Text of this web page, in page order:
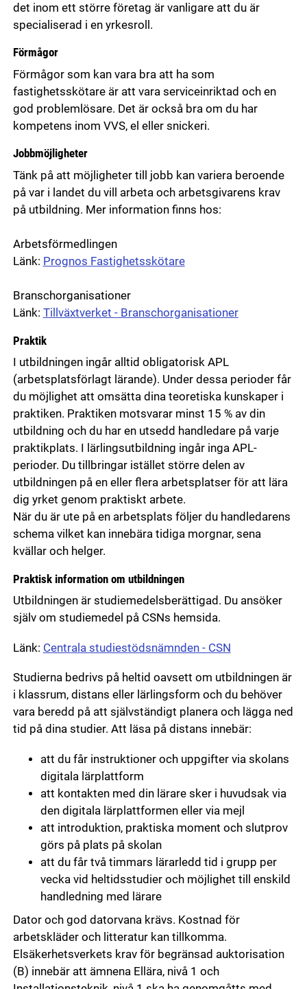
det inom ett större företag är vanligare att du är
specialiserad i en yrkesroll.
Förmågor
Förmågor som kan vara bra att ha som
fastighetsskötare är att vara serviceinriktad och en
god problemlösare. Det är också bra om du har
kompetens inom VVS, el eller snickeri.
Jobbmöjligheter
Tänk på att möjligheter till jobb kan variera beroende
på var i landet du vill arbeta och arbetsgivarens krav
på utbildning. Mer information finns hos:
Arbetsförmedlingen
Länk: Prognos Fastighetsskötare
Branschorganisationer
Länk: Tillväxtverket - Branschorganisationer
Praktik
I utbildningen ingår alltid obligatorisk APL
(arbetsplatsförlagt lärande). Under dessa perioder får
du möjlighet att omsätta dina teoretiska kunskaper i
praktiken. Praktiken motsvarar minst 15 % av din
utbildning och du har en utsedd handledare på varje
praktikplats. I lärlingsutbildning ingår inga APL-
perioder. Du tillbringar istället större delen av
utbildningen på en eller flera arbetsplatser för att lära
dig yrket genom praktiskt arbete.
När du är ute på en arbetsplats följer du handledarens
schema vilket kan innebära tidiga morgnar, sena
kvällar och helger.
Praktisk information om utbildningen
Utbildningen är studiemedelsberättigad. Du ansöker
själv om studiemedel på CSNs hemsida.
Länk: Centrala studiestödsnämnden - CSN
Studierna bedrivs på heltid oavsett om utbildningen är
i klassrum, distans eller lärlingsform och du behöver
vara beredd på att självständigt planera och lägga ned
tid på dina studier. Att läsa på distans innebär:
att du får instruktioner och uppgifter via skolans
digitala lärplattform
att kontakten med din lärare sker i huvudsak via
den digitala lärplattformen eller via mejl
att introduktion, praktiska moment och slutprov
görs på plats på skolan
att du får två timmars lärarledd tid i grupp per
vecka vid heltidsstudier och möjlighet till enskild
handledning med lärare
Dator och god datorvana krävs. Kostnad för
arbetskläder och litteratur kan tillkomma.
Elsäkerhetsverkets krav för begränsad auktorisation
(B) innebär att ämnena Ellära, nivå 1 och